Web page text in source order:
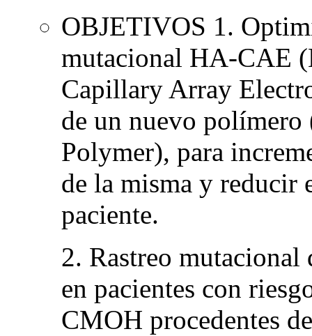
OBJETIVOS 1.
mutacional HA-CAE
Capillary Array
de un nuevo
Polymer), para
de la misma y reducir
paciente.
2. Rastreo
en pacientes con
CMOH procedentes